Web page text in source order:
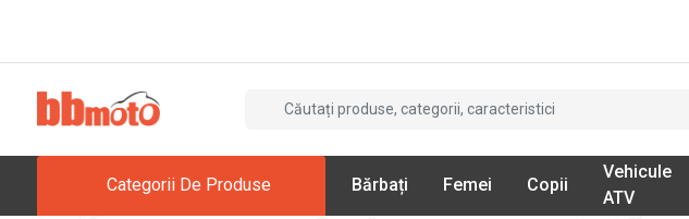
Categorii De Produse Bărbați Femei Copii
Vehicule
ATV